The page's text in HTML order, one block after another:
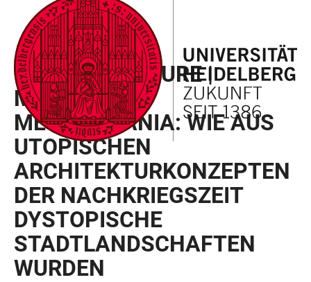
LINKS
ZUR
BARRIEREFREIHEIT
ZUM
HAUPTINHALT
HAUPTNAVIGATION
ÖFFNEN
WEBSEITENSUCHE
ÖFFNEN
MEGASTRUCTURE |
MEGACITY |
MEGALOMANIA: WIE AUS
UTOPISCHEN
ARCHITEKTURKONZEPTEN
DER NACHKRIEGSZEIT
DYSTOPISCHE
STADTLANDSCHAFTEN
WURDEN